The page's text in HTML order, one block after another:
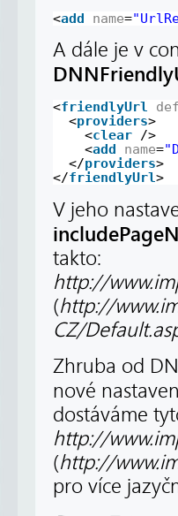
<add name=
A dále je v
<friendlyUrl
<providers>
<clear
/>
<add name=
</providers>
</friendlyUrl>
V jeho
takto:
http://
(http://
CZ/
Zhruba od
nové
dostáváme
http://
(http://
pro více